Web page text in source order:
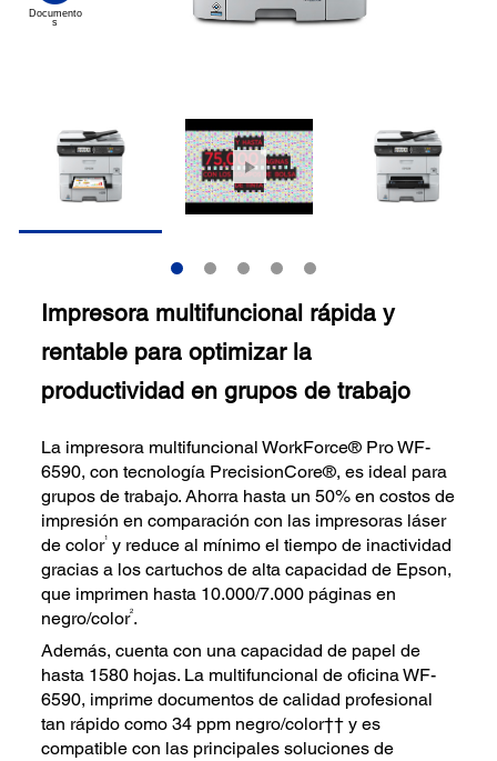
Impresora multifuncional rápida y
rentable para optimizar la
productividad en grupos de trabajo
La impresora multifuncional WorkForce® Pro WF-
6590, con tecnología PrecisionCore®, es ideal para
grupos de trabajo. Ahorra hasta un 50% en costos de
impresión en comparación con las impresoras láser
de color1 y reduce al mínimo el tiempo de inactividad
gracias a los cartuchos de alta capacidad de Epson,
que imprimen hasta 10.000/7.000 páginas en
negro/color2.
Además, cuenta con una capacidad de papel de
hasta 1580 hojas. La multifuncional de oficina WF-
6590, imprime documentos de calidad profesional
tan rápido como 34 ppm negro/color†† y es
compatible con las principales soluciones de